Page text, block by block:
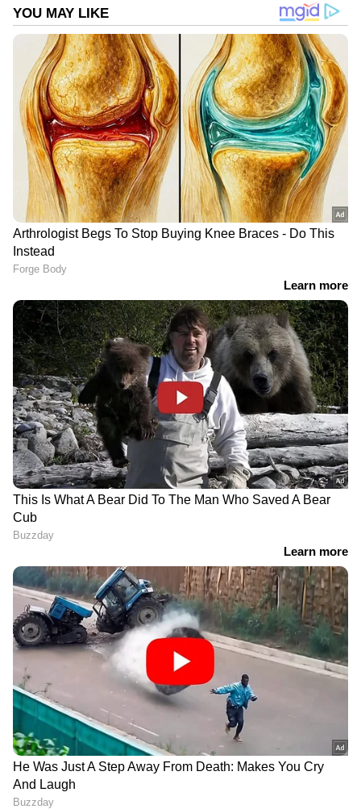
ബി ഉപയോഗിച്ച് മണ്ണ് നീക്കിയാണ് ആളുകളെ
കണ്ടെടുക്കുന്നത്.
ഏഷ്യാനെറ്റ് ന്യൂസ് പ്രധാന വാർത്താ സ്രോതസായി
തെരഞ്ഞെടുക്കുക
2
15
പ്രദേശത്ത് നിലവിൽ മഴ മാറി
നിൽക്കുന്നതിനാൽ രക്ഷാപ്രവർത്തനങ്ങൾ
സുഗമമാണ്. പുളിയന്മല സംസ്‌ഥാന പാതയിൽ
നാടുകാണിക്ക് സമീപം മണ്ണിടിഞ്ഞ് വീണ്
ഗതാഗതം തടസ്സപ്പെട്ടു. തെരച്ചിലിന്നായി
എൻഡിആർഎഫ് സംഘം ഇന്ന് എത്തും.
തൃശൂരിൽ നിന്നുള്ള സംഘം ഇതിനോടകം
തൊടുപുഴയിലേക്ക് പുറപ്പെട്ടു.